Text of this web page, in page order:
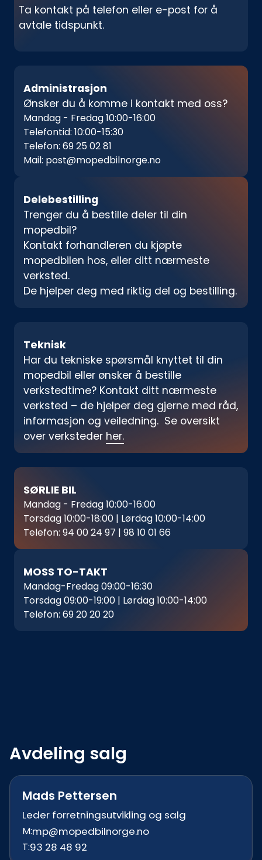
Ta kontakt på telefon eller e-post for å
avtale tidspunkt.
Administrasjon
Ønsker du å komme i kontakt med oss?
Mandag - Fredag 10:00-16:00
Telefontid: 10:00-15:30
Telefon: 69 25 02 81
Mail: post@mopedbilnorge.no
Delebestilling
Trenger du å bestille deler til din
mopedbil?
Kontakt forhandleren du kjøpte
mopedbilen hos, eller ditt nærmeste
verksted.
De hjelper deg med riktig del og bestilling.
Teknisk‍
Har du tekniske spørsmål knyttet til din
mopedbil eller ønsker å bestille
verkstedtime? Kontakt ditt nærmeste
verksted – de hjelper deg gjerne med råd,
informasjon og veiledning. Se oversikt
over verksteder her.
SØRLIE BIL
Mandag - Fredag 10:00-16:00
Torsdag 10:00-18:00 | Lørdag 10:00-14:00
Telefon: 94 00 24 97 | 98 10 01 66
MOSS TO-TAKT
Mandag-Fredag 09:00-16:30
Torsdag 09:00-19:00 | Lørdag 10:00-14:00
Telefon: 69 20 20 20
Avdeling salg
Mads Pettersen
Leder forretningsutvikling og salg
M:mp@mopedbilnorge.no
T:93 28 48 92